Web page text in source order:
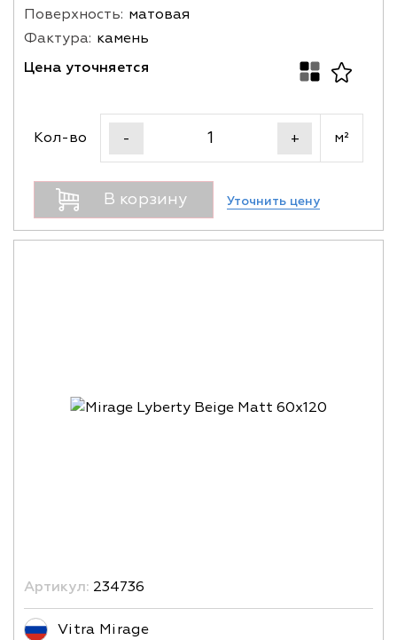
Поверхность: матовая
Фактура: камень
Цена уточняется
Кол-во - + м²
В корзину Уточнить цену
Артикул: 234736
Vitra Mirage